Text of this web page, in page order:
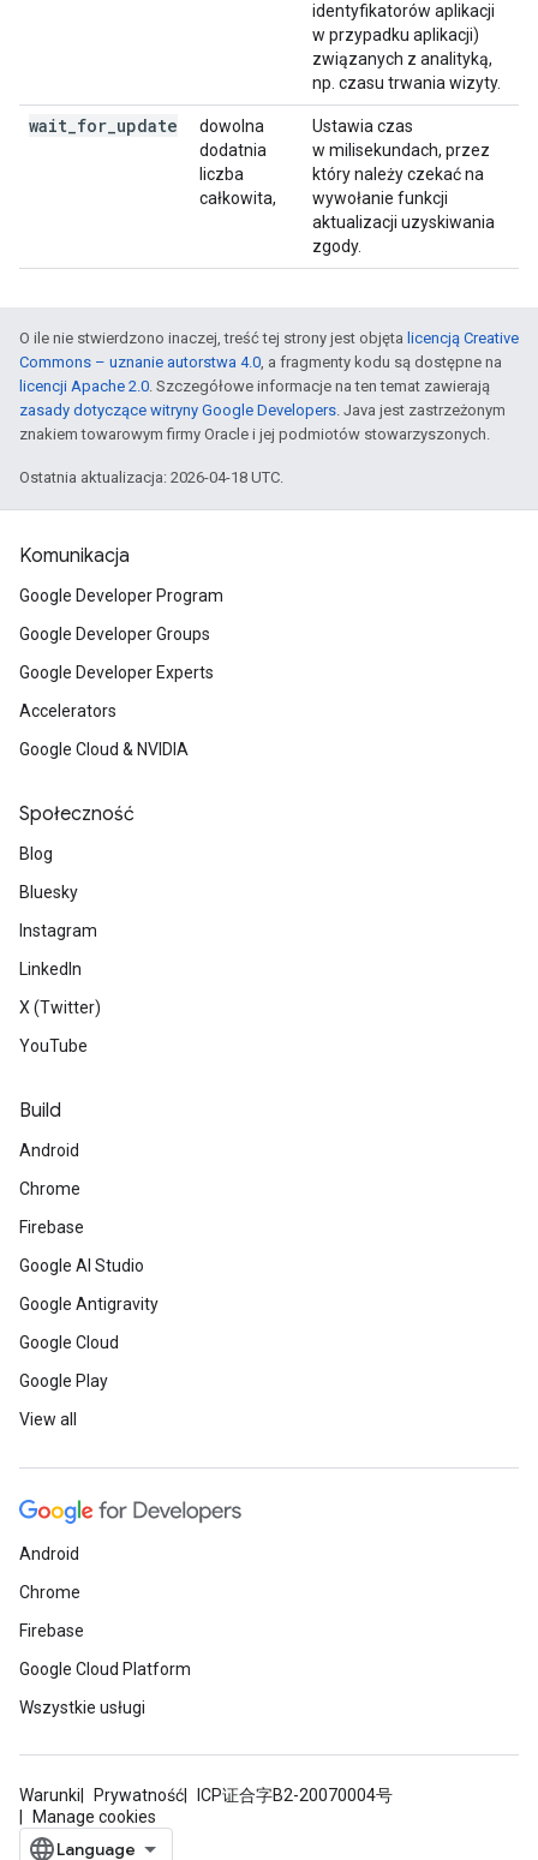
identyfikatorów aplikacji
w przypadku aplikacji)
związanych z analityką,
np. czasu trwania wizyty.
wait for update
dowolna
dodatnia
liczba
całkowita,
Ustawia czas
w milisekundach, przez
który należy czekać na
wywołanie funkcji
aktualizacji uzyskiwania
zgody.
O ile nie stwierdzono inaczej, treść tej strony jest objęta licencją Creative
Commons – uznanie autorstwa 4.0, a fragmenty kodu są dostępne na
licencji Apache 2.0. Szczegółowe informacje na ten temat zawierają
zasady dotyczące witryny Google Developers. Java jest zastrzeżonym
znakiem towarowym firmy Oracle i jej podmiotów stowarzyszonych.
Ostatnia aktualizacja: 2026-04-18 UTC.
Komunikacja
Google Developer Program
Google Developer Groups
Google Developer Experts
Accelerators
Google Cloud & NVIDIA
Społeczność
Blog
Bluesky
Instagram
LinkedIn
X (Twitter)
YouTube
Build
Android
Chrome
Firebase
Google AI Studio
Google Antigravity
Google Cloud
Google Play
View all
Android
Chrome
Firebase
Google Cloud Platform
Wszystkie usługi
Warunki Prywatność
ICP证合字B2-20070004号
Manage cookies